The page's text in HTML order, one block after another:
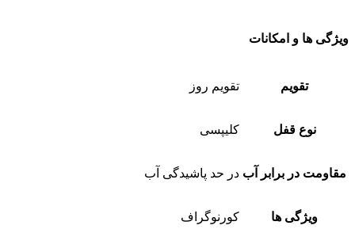
ویژگی ها و امکانات
تقویم تقویم روز
نوع قفل کلیپسی
مقاومت در برابر آب در حد پاشیدگی آب
ویژگی ها کورنوگراف